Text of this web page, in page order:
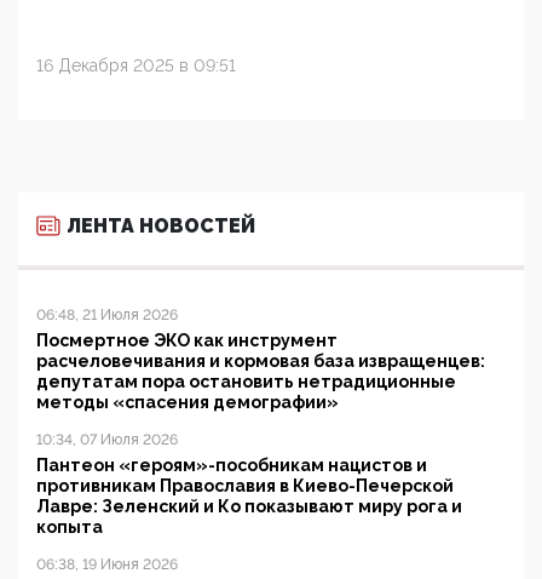
16 Декабря 2025 в 09:51
ЛЕНТА НОВОСТЕЙ
06:48, 21 Июля 2026
Посмертное ЭКО как инструмент
расчеловечивания и кормовая база извращенцев:
депутатам пора остановить нетрадиционные
методы «спасения демографии»
10:34, 07 Июля 2026
Пантеон «героям»-пособникам нацистов и
противникам Православия в Киево-Печерской
Лавре: Зеленский и Ко показывают миру рога и
копыта
06:38, 19 Июня 2026